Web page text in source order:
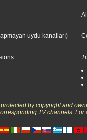
uydu kanalları)
by copyright and
TV channels.